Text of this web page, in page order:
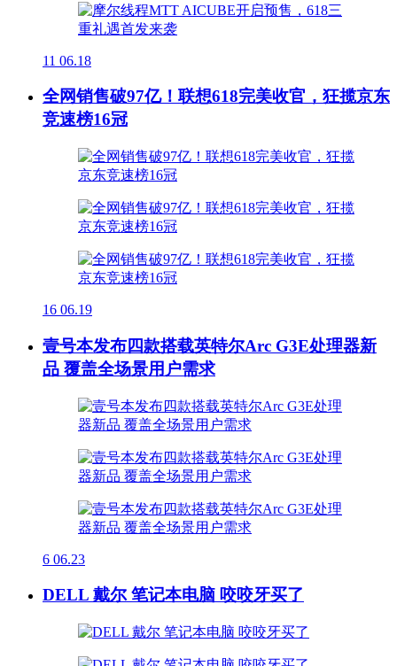
11 06.18
全网销售破97亿！联想618完美收官，狂揽京东
竞速榜16冠
16 06.19
壹号本发布四款搭载英特尔Arc G3E处理器新
品 覆盖全场景用户需求
6 06.23
DELL 戴尔 笔记本电脑 咬咬牙买了